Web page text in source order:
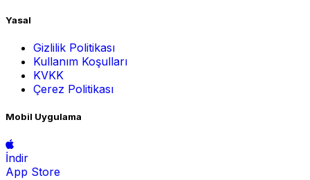
Yasal
Gizlilik Politikası
Kullanım Koşulları
KVKK
Çerez Politikası
Mobil Uygulama
İndir
App Store